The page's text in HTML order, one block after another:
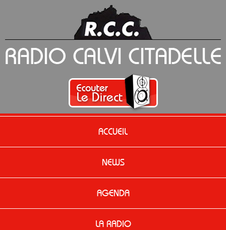
ACCUEIL
NEWS
AGENDA
LA RADIO